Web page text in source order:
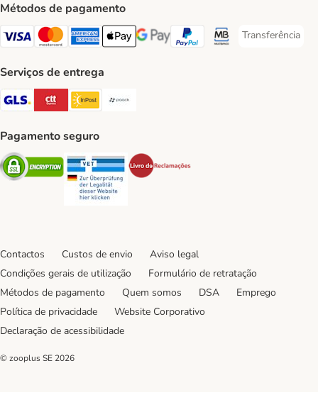
Métodos de pagamento
Visa Payment Method
Mastercard Payment Method
American Express Payment Method
Apple Pay Payment Method
Google Pay Payment Method
PayPal Payment Method
Multibanco Payment
Transferência
Transferência
Serviços de entrega
GLS Shipping Method
CTTExpress Shipping Method
InPost Shipping Method
Pagamento seguro
Security Security
Contactos Custos de envio
Aviso legal
Condições gerais de utilização
Formulário de retratação
Métodos de pagamento
Quem somos DSA
Emprego
Política de privacidade
Website Corporativo
Declaração de acessibilidade
© zooplus SE 2026